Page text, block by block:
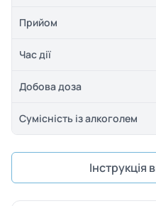
Прийом
Час дії
Добова доза
Сумісність із алкоголем
Інструкція